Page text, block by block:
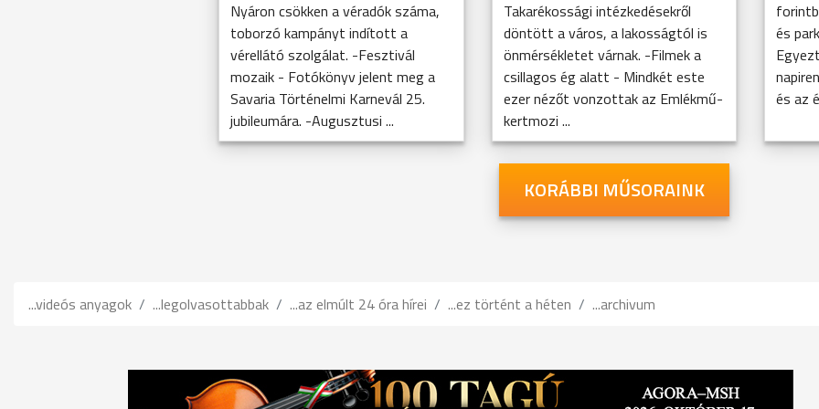
Nyáron csökken a véradók száma,
toborzó kampányt indított a
vérellátó szolgálat. -Fesztivál
mozaik - Fotókönyv jelent meg a
Savaria Történelmi Karnevál 25.
jubileumára. -Augusztusi ...
Takarékossági intézkedésekről
döntött a város, a lakosságtól is
önmérsékletet várnak. -Filmek a
csillagos ég alatt - Mindkét este
ezer nézőt vonzottak az Emlékmű-
kertmozi ...
és
és az
KORÁBBI MŰSORAINK
...videós anyagok ...legolvasottabbak ...az elmúlt 24 óra hírei ...ez történt a héten ...archivum